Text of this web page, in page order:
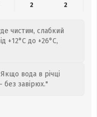
2 2
чистим, слабкий
+12°C до +26°C,
вода в річці
без завірюх."